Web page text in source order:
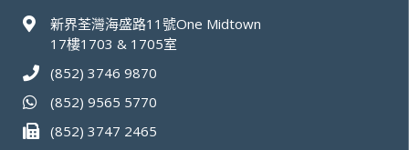
新界荃灣海盛路11號One Midtown
17樓1703 & 1705室
(852) 3746 9870
(852) 9565 5770
(852) 3747 2465